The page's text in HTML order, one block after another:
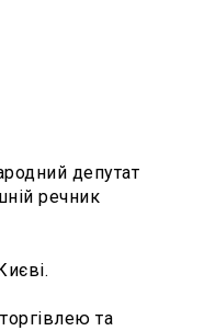
депутат
речник
та